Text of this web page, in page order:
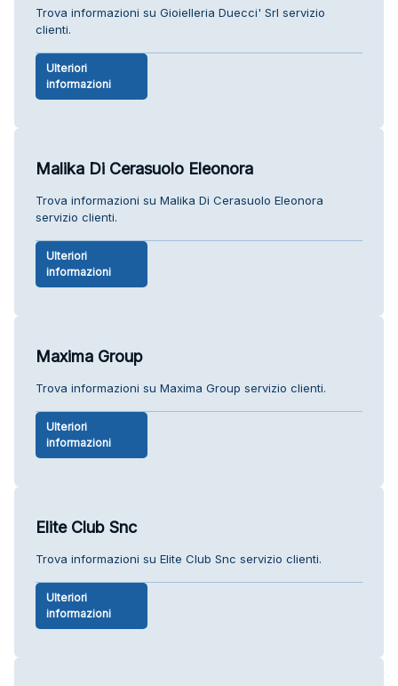
Trova informazioni su Gioielleria Duecci' Srl servizio
clienti.
Ulteriori
informazioni
Malika Di Cerasuolo Eleonora
Trova informazioni su Malika Di Cerasuolo Eleonora
servizio clienti.
Ulteriori
informazioni
Maxima Group
Trova informazioni su Maxima Group servizio clienti.
Ulteriori
informazioni
Elite Club Snc
Trova informazioni su Elite Club Snc servizio clienti.
Ulteriori
informazioni